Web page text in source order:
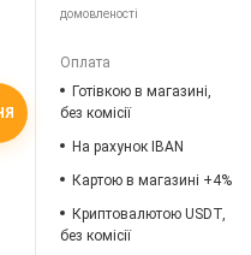
домовленості
Оплата
Готівкою в магазині,
без комісії
На рахунок IBAN
Картою в магазині +4%
Криптовалютою USDT,
без комісії